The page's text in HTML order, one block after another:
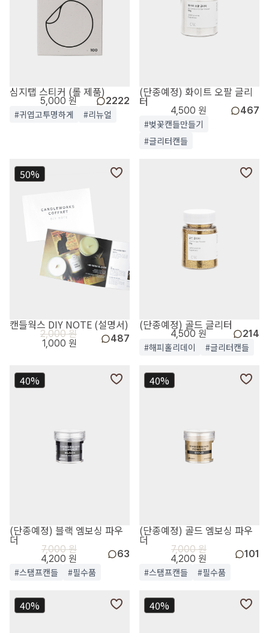
심지탭 스티커 (롤 제품)
5,000 원 2222
#귀엽고투명하게 #리뉴얼
(단종예정) 화이트 오팔 글리
터
4,500 원 467
#벚꽃캔들만들기
#글리터캔들
50%
캔들웍스 DIY NOTE (설명서)
2,000 원
1,000 원
487
(단종예정) 골드 글리터
4,500 원 214
#해피홀리데이 #글리터캔들
40%
(단종예정) 블랙 엠보싱 파우
더
7,000 원
4,200 원
63
#스탬프캔들 #필수품
40%
(단종예정) 골드 엠보싱 파우
더
7,000 원
4,200 원
101
#스탬프캔들 #필수품
40% 40%